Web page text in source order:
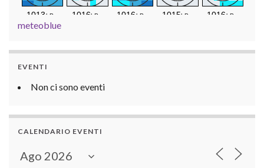
meteoblue
EVENTI
Non ci sono eventi
CALENDARIO EVENTI